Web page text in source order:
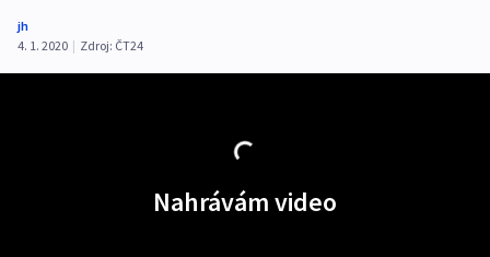
jh
4. 1. 2020 | Zdroj: ČT24
Nahrávám video